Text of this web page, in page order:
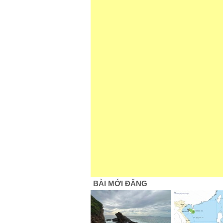
BÀI MỚI ĐĂNG